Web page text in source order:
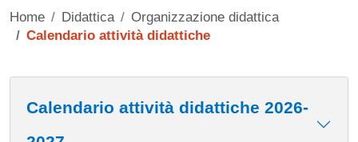
Home Didattica
Organizzazione didattica
Calendario attività didattiche
Calendario attività didattiche 2026-